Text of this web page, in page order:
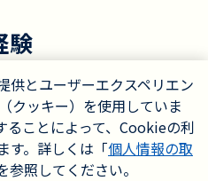
験
言語支援に関わる他のメンバ
ションが取れる姿勢を重視
供とユーザーエクスペリエン
クッキー）を使用していま
ることによって、Cookieの利
す。詳しくは「個人情報の取
参照してください。